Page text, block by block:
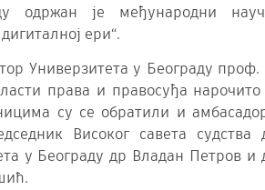
одржан је међународни
ери“.
Универзитета у Београду
права и правосуђа
су се обратили и
Високог савета
у Београду др Владан Петров и